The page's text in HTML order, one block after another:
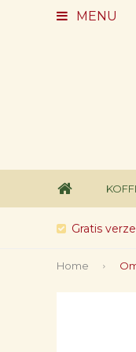
MENU
Gratis
Home